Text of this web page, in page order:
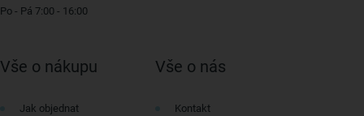
Po - Pá 7:00 - 16:00
Vše o nákupu
Jak objednat
Vše o nás
Kontakt